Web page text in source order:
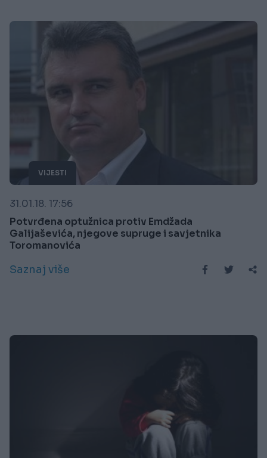
VIJESTI
31.01.18. 17:56
Potvrđena optužnica protiv Emdžada
Galijaševića, njegove supruge i savjetnika
Toromanovića
Saznaj više